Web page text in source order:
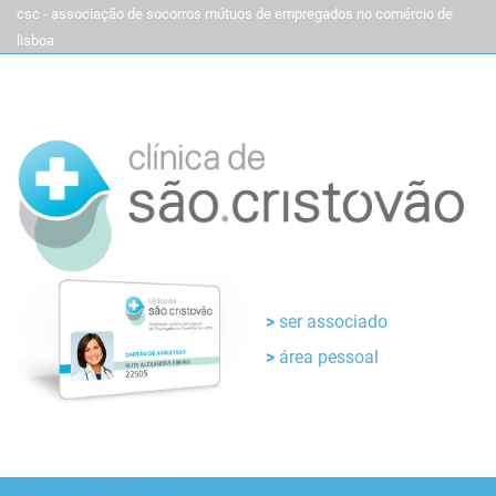
csc - associação de socorros mútuos de empregados no comércio de
lisboa
ser associado
área pessoal